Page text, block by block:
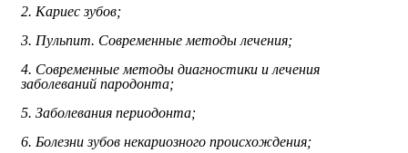
2. Кариес зубов;
3. Пульпит. Современные методы лечения;
4. Современные методы диагностики и лечения
заболеваний пародонта;
5. Заболевания периодонта;
6. Болезни зубов некариозного происхождения;